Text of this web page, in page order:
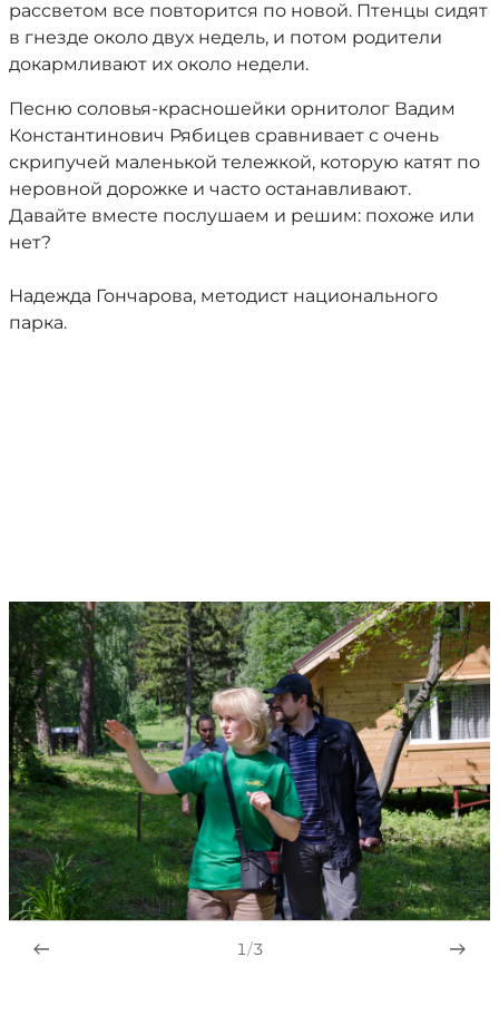
рассветом все повторится по новой. Птенцы сидят
в гнезде около двух недель, и потом родители
докармливают их около недели.
Песню соловья-красношейки орнитолог Вадим
Константинович Рябицев сравнивает с очень
скрипучей маленькой тележкой, которую катят по
неровной дорожке и часто останавливают.
Давайте вместе послушаем и решим: похоже или
нет?
Надежда Гончарова, методист национального
парка.
1/3